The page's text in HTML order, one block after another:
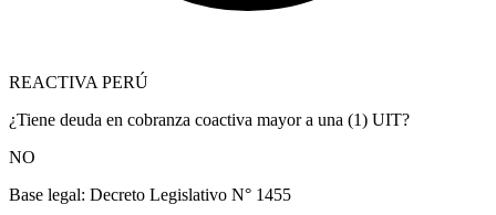
REACTIVA PERÚ
¿Tiene deuda en cobranza coactiva mayor a una (1) UIT?
NO
Base legal: Decreto Legislativo N° 1455